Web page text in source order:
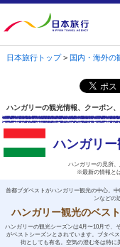
日本旅行トップ> 国内・海外の
ハンガリーの観光情報、クーポン
ハンガリ
ハンガリーの見所
※最新の情報と
首都ブダペストがハンガリー観光の中心。
ンなどの
ハンガリー観光のベス
ハンガリーの観光シーズンは4月〜10月で、
がベストシーズンとされています。ブタペ
街としても有名。空気の澄む冬は特に